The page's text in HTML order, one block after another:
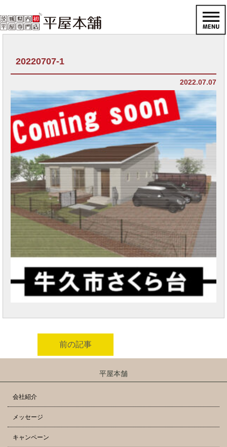
20220707-1
2022.07.07
前の記事
平屋本舗
会社紹介
メッセージ
キャンペーン